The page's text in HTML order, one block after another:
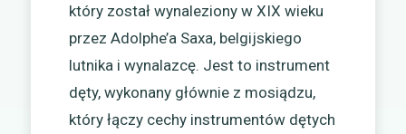
który został wynaleziony w XIX wieku
przez Adolphe’a Saxa, belgijskiego
lutnika i wynalazcę. Jest to instrument
dęty, wykonany głównie z mosiądzu,
który łączy cechy instrumentów dętych